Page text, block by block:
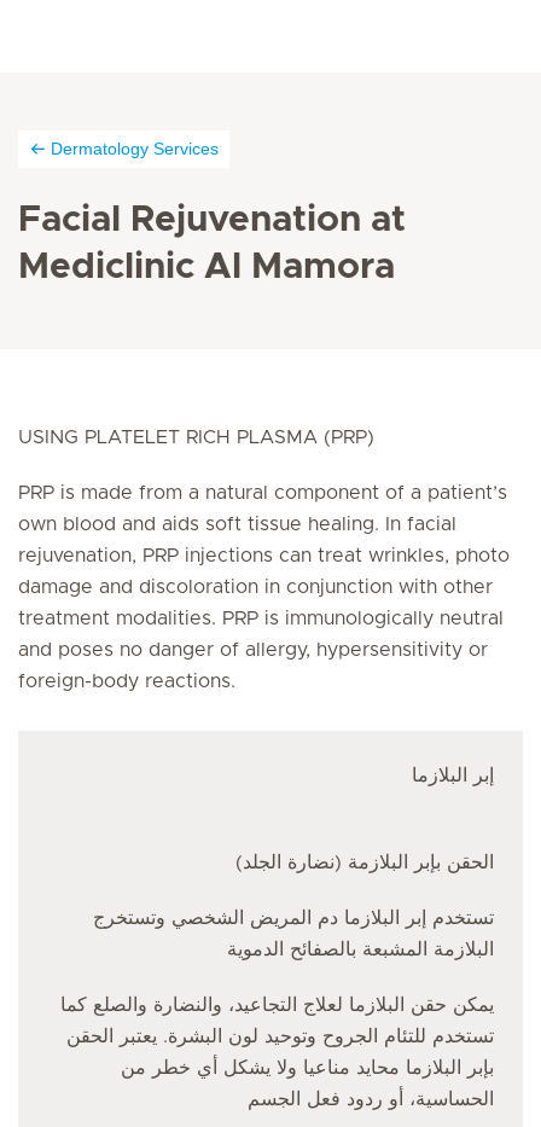
Dermatology Services
Facial Rejuvenation at
Mediclinic Al Mamora
USING PLATELET RICH PLASMA (PRP)
PRP is made from a natural component of a patient’s
own blood and aids soft tissue healing. In facial
rejuvenation, PRP injections can treat wrinkles, photo
damage and discoloration in conjunction with other
treatment modalities. PRP is immunologically neutral
and poses no danger of allergy, hypersensitivity or
foreign-body reactions.
إبر البلازما
(الحقن بإبر البلازمة (نضارة الجلد
تستخدم إبر البلازما دم المريض الشخصي وتستخرج
البلازمة المشبعة بالصفائح الدموية
يمكن حقن البلازما لعلاج التجاعيد، والنضارة والصلع كما
تستخدم للتئام الجروح وتوحيد لون البشرة. يعتبر الحقن
بإبر البلازما محايد مناعيا ولا يشكل أي خطر من
الحساسية، أو ردود فعل الجسم